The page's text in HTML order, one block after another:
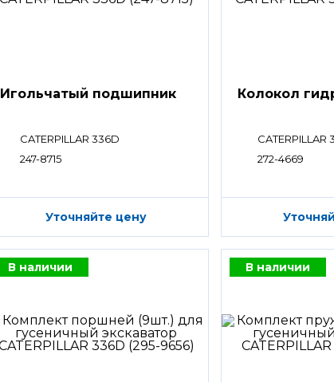
Игольчатый подшипник
CATERPILLAR 336D
247-8715
Уточняйте цену
Колокол
CATERPILLAR
272-4669
В наличии В наличии